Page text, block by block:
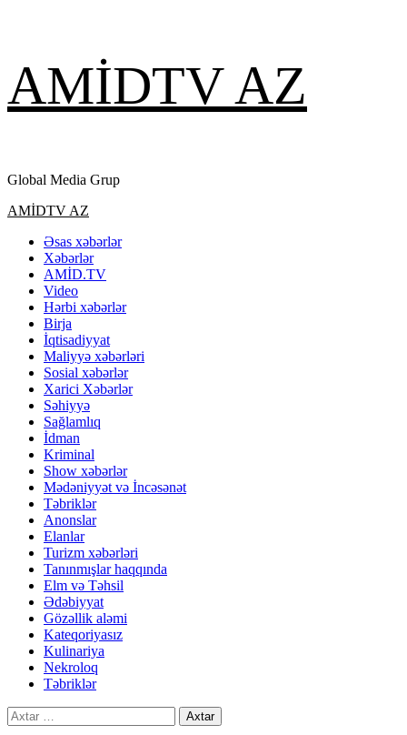
content
AMİDTV AZ
Global Media Grup
Primary
AMİDTV AZ
Əsas xəbərlər
Xəbərlər
AMİD.TV
Video
Hərbi xəbərlər
Birja
İqtisadiyyat
Maliyyə xəbərləri
Sosial xəbərlər
Xarici Xəbərlər
Səhiyyə
Sağlamlıq
İdman
Kriminal
Show xəbərlər
Mədəniyyət və İncəsənət
Təbriklər
Anonslar
Elanlar
Turizm xəbərləri
Tanınmışlar haqqında
Elm və Təhsil
Ədəbiyyat
Gözəllik aləmi
Kateqoriyasız
Kulinariya
Nekroloq
Təbriklər
Axtarış: